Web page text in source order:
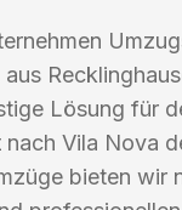
aus
Lösung für
nach Vila Nova
bieten wir